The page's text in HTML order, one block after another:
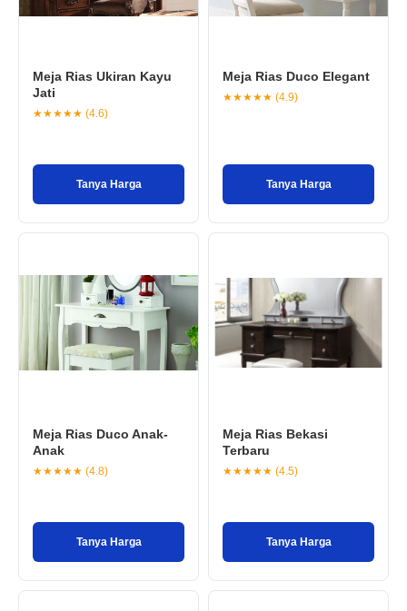
Meja Rias Ukiran Kayu
Jati
★★★★★ (4.6)
Tanya Harga
Meja Rias Duco Elegant
★★★★★ (4.9)
Tanya Harga
Meja Rias Duco Anak-
Anak
★★★★★ (4.8)
Tanya Harga
Meja Rias Bekasi
Terbaru
★★★★★ (4.5)
Tanya Harga